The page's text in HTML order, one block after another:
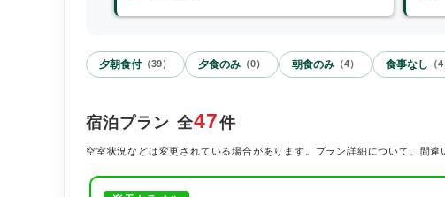
夕朝食付（39） 夕食のみ （0） 朝食のみ （4） 食事なし （4
宿泊プラン 全47件
空室状況などは変更されている場合があります。プラン詳細について、間違